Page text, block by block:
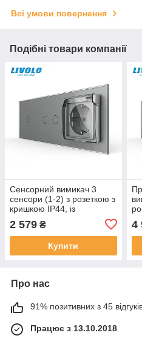
Всі умови повернення
Подібні товари компанії
Сенсорний вимикач 3
сенсори (1-2) з розеткою з
кришкою IP44, із
LIVOLO сірий скло
2 579 ₴
Купити
4
Про нас
91% позитивних з 45
Працює з 13.10.2018